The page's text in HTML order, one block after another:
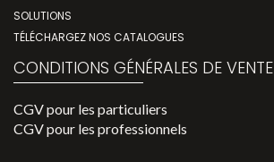
SOLUTIONS
TÉLÉCHARGEZ NOS CATALOGUES
CONDITIONS GÉNÉRALES DE VENTE
CGV pour les particuliers
CGV pour les professionnels